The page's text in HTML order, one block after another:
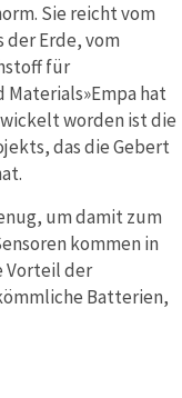
Sie reicht vom
der Erde, vom
für
Materials»Empa hat
worden ist die
das die Gebert
um damit zum
kommen in
Vorteil der
Batterien,